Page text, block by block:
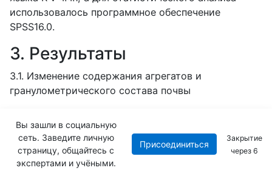
использовалось программное обеспечение
SPSS16.0.
3. Результаты
3.1. Изменение содержания агрегатов и
гранулометрического состава почвы
мероприятиях макроагрегаты имели самое
высокое содержание среди трех классов
размеров агрегатов (Рисунок 3). По всей глубине
Вы зашли в социальную
сеть. Заведите личную
страницу, общайтесь с
экспертами и учёными.
Присоединиться
Закрытие
через5